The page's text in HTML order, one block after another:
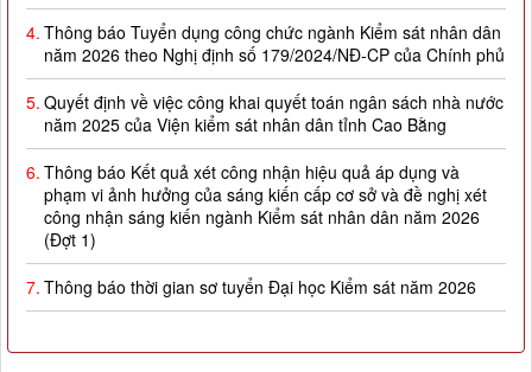
4.Thông báo Tuyển dụng công chức ngành Kiểm sát nhân dân
năm 2026 theo Nghị định số 179/2024/NĐ-CP của Chính phủ
5.Quyết định về việc công khai quyết toán ngân sách nhà nước
năm 2025 của Viện kiểm sát nhân dân tỉnh Cao Bằng
6.Thông báo Kết quả xét công nhận hiệu quả áp dụng và
phạm vi ảnh hưởng của sáng kiến cấp cơ sở và đề nghị xét
công nhận sáng kiến ngành Kiểm sát nhân dân năm 2026
(Đợt 1)
7.Thông báo thời gian sơ tuyển Đại học Kiểm sát năm 2026
8.Công khai thực hiện dự toán thu-chi ngân sách quý I năm